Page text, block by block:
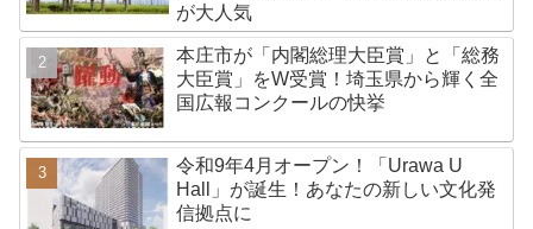
が大人気
本庄市が「内閣総理大臣賞」と「総務
大臣賞」をW受賞！埼玉県から輝く全
国広報コンクールの快挙
令和9年4月オープン！「Urawa U
Hall」が誕生！あなたの新しい文化発
信拠点に